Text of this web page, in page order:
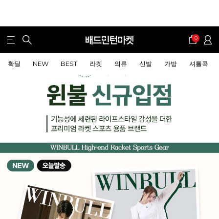
0
확딜 NEW BEST 라켓 의류 신발 가방 셔틀콕